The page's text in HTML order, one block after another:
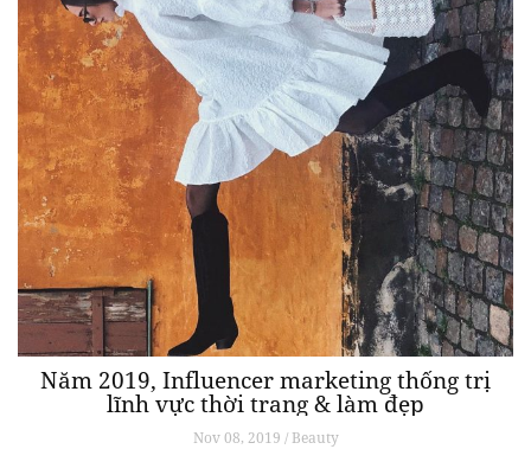
Năm 2019, Influencer marketing thống trị
lĩnh vực thời trang & làm đẹp
Nov 08, 2019 / Beauty